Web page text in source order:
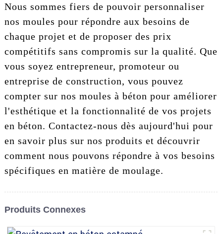
Nous sommes fiers de pouvoir personnaliser
nos moules pour répondre aux besoins de
chaque projet et de proposer des prix
compétitifs sans compromis sur la qualité. Que
vous soyez entrepreneur, promoteur ou
entreprise de construction, vous pouvez
compter sur nos moules à béton pour améliorer
l'esthétique et la fonctionnalité de vos projets
en béton. Contactez-nous dès aujourd'hui pour
en savoir plus sur nos produits et découvrir
comment nous pouvons répondre à vos besoins
spécifiques en matière de moulage.
Produits Connexes